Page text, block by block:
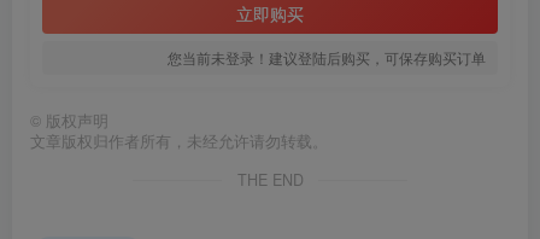
立即购买
您当前未登录！建议登陆后购买，可保存购买订单
© 版权声明
文章版权归作者所有，未经允许请勿转载。
THE END